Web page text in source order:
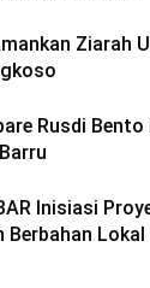
Ziarah
Rusdi
Inisiasi
Berbahan Lokal